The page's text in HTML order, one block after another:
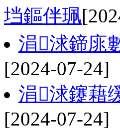
垱鏂伴珮
涓浗鍗庣
[2024-07-24]
涓浗鑳藉
[2024-07-24]